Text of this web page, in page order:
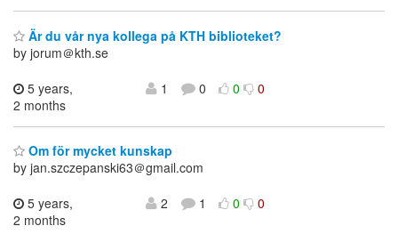
Är du vår nya kollega på KTH biblioteket?
by jorum＠kth.se
5 years,
2 months
1 0 0 0
Om för mycket kunskap
by jan.szczepanski63＠gmail.com
5 years,
2 months
2 1 0 0